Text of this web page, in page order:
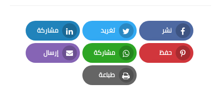
نشر
Facebook
تغريد
Twitter
مشاركة
LinkedIn
حفظ
Pinterest
مشاركة
Whatsapp
إرسال
Email
طباعة
Print